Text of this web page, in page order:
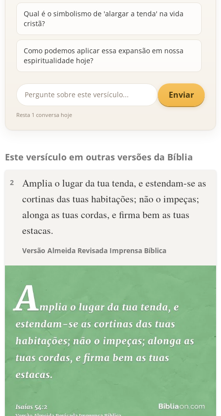
Qual é o simbolismo de 'alargar a tenda' na vida
cristã?
Como podemos aplicar essa expansão em nossa
espiritualidade hoje?
Enviar
Resta 1 conversa hoje
Este versículo em outras versões da Bíblia
2
Amplia o lugar da tua tenda, e estendam-se as
cortinas das tuas habitações; não o impeças;
alonga as tuas cordas, e firma bem as tuas
estacas.
Versão Almeida Revisada Imprensa Bíblica